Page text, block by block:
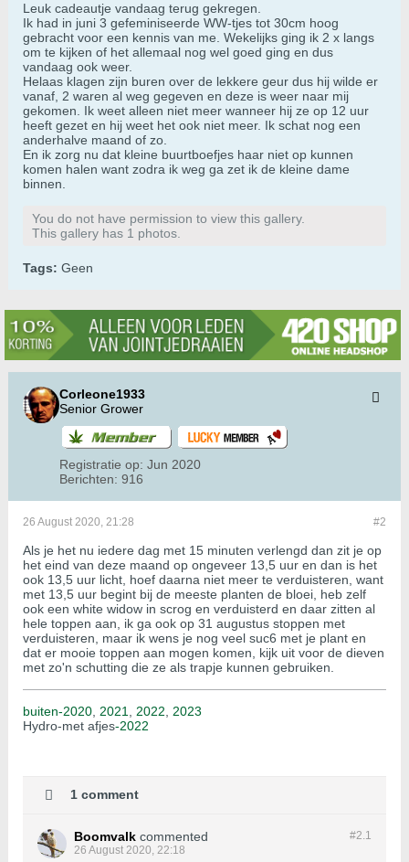
Leuk cadeautje vandaag terug gekregen.
Ik had in juni 3 gefeminiseerde WW-tjes tot 30cm hoog
gebracht voor een kennis van me. Wekelijks ging ik 2 x langs
om te kijken of het allemaal nog wel goed ging en dus
vandaag ook weer.
Helaas klagen zijn buren over de lekkere geur dus hij wilde er
vanaf, 2 waren al weg gegeven en deze is weer naar mij
gekomen. Ik weet alleen niet meer wanneer hij ze op 12 uur
heeft gezet en hij weet het ook niet meer. Ik schat nog een
anderhalve maand of zo.
En ik zorg nu dat kleine buurtboefjes haar niet op kunnen
komen halen want zodra ik weg ga zet ik de kleine dame
binnen.
You do not have permission to view this gallery.
This gallery has 1 photos.
Tags: Geen
Corleone1933
Senior Grower
Registratie op: Jun 2020
Berichten: 916
#2
26 August 2020, 21:28
Als je het nu iedere dag met 15 minuten verlengd dan zit je op
het eind van deze maand op ongeveer 13,5 uur en dan is het
ook 13,5 uur licht, hoef daarna niet meer te verduisteren, want
met 13,5 uur begint bij de meeste planten de bloei, heb zelf
ook een white widow in scrog en verduisterd en daar zitten al
hele toppen aan, ik ga ook op 31 augustus stoppen met
verduisteren, maar ik wens je nog veel suc6 met je plant en
dat er mooie toppen aan mogen komen, kijk uit voor de dieven
met zo'n schutting die ze als trapje kunnen gebruiken.
buiten-2020 2021 2022
2023
Hydro-met afjes-2022
1 comment
#2.1
Boomvalk commented
26 August 2020, 22:18